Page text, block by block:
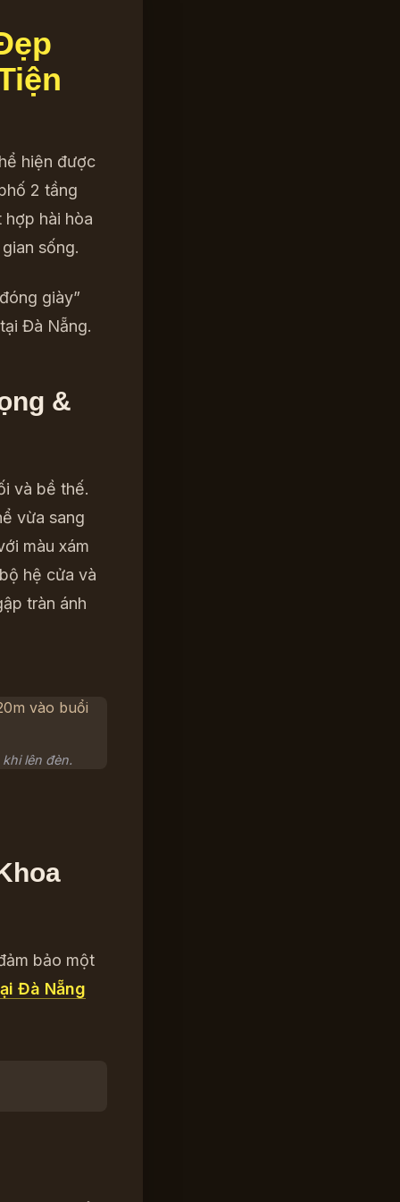
hiện được
2 tầng
hài hòa
sống.
giày”
Đà Nẵng.
&
và bề thế.
vừa sang
màu xám
hệ cửa và
tràn ánh
lên đèn.
bảo một
Đà Nẵng